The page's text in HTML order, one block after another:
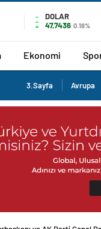
DOLAR
47,7436 0.18%
Ekonomi
3.Sayfa Avrupa